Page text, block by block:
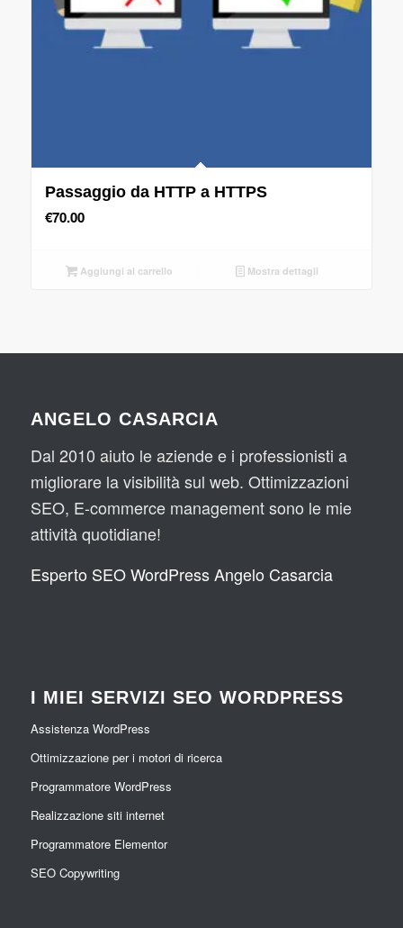
Passaggio da HTTP a HTTPS
€70.00
Aggiungi al carrello Mostra dettagli
ANGELO CASARCIA
Dal 2010 aiuto le aziende e i professionisti a
migliorare la visibilità sul web. Ottimizzazioni
SEO, E-commerce management sono le mie
attività quotidiane!
Esperto SEO WordPress Angelo Casarcia
I MIEI SERVIZI SEO WORDPRESS
Assistenza WordPress
Ottimizzazione per i motori di ricerca
Programmatore WordPress
Realizzazione siti internet
Programmatore Elementor
SEO Copywriting